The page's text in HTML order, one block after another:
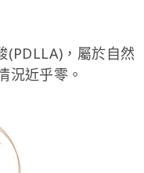
，屬於自然
況近乎零。